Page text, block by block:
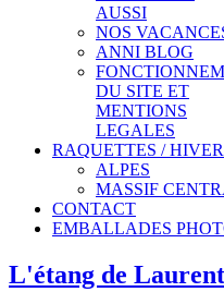
AUSSI
NOS
ANNI BLOG
DU SITE ET
MENTIONS
LEGALES
RAQUETTES / HIVER
ALPES
MASSIF
CONTACT
EMBALLADES
L'étang de